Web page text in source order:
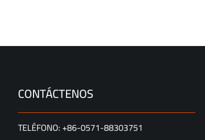
CONTÁCTENOS
TELÉFONO: +86-0571-88303751